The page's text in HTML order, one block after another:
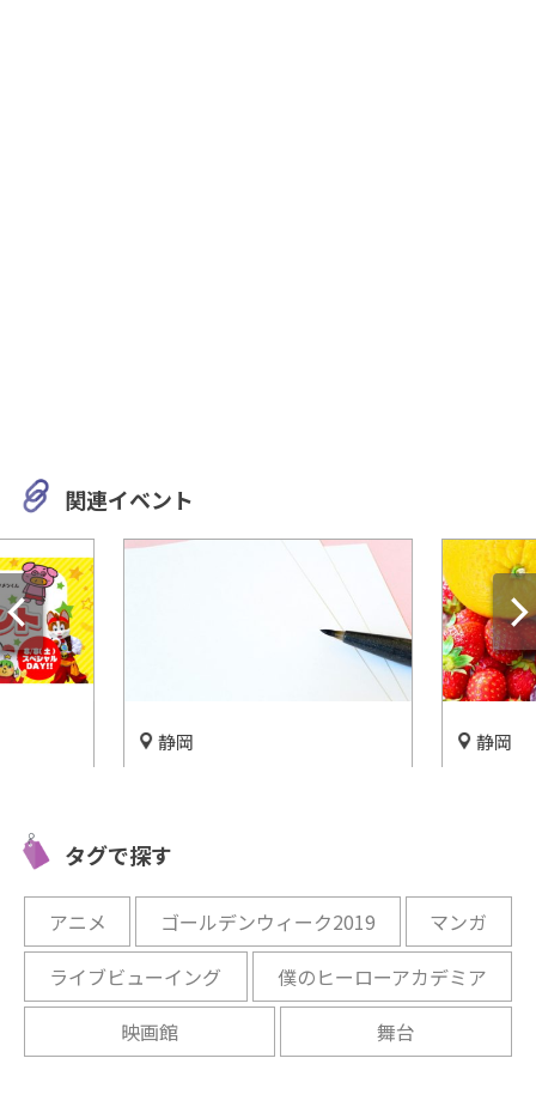
関連イベント
ン
静岡
開催中
静岡
タグで探す
アニメ ゴールデンウィーク2019
マンガ
ライブビューイング
僕のヒーローアカデミア
映画館
舞台